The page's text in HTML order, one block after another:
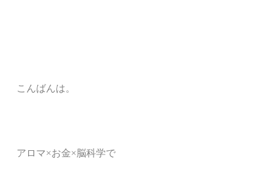
こんばんは。
アロマ×お金× 脳科学で